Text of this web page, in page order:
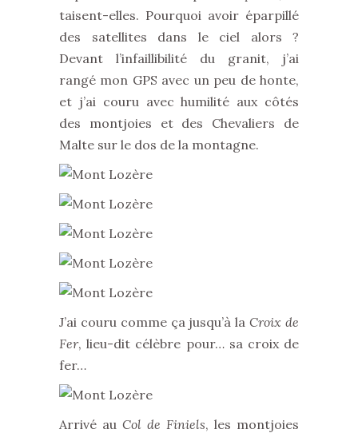
taisent-elles. Pourquoi avoir éparpillé
des satellites dans le ciel alors ?
Devant l’infaillibilité du granit, j’ai
rangé mon GPS avec un peu de honte,
et j’ai couru avec humilité aux côtés
des montjoies et des Chevaliers de
Malte sur le dos de la montagne.
J’ai couru comme ça jusqu’à laCroix de
Fer, lieu-dit célèbre pour… sa croix de
fer…
Arrivé au Col de Finiels, les montjoies